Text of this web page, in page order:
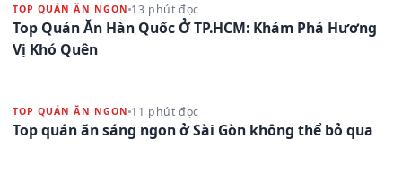
TOP QUÁN ĂN NGON 13 phút đọc
Top Quán Ăn Hàn Quốc Ở TP.HCM: Khám Phá Hương
Vị Khó Quên
TOP QUÁN ĂN NGON 11 phút đọc
Top quán ăn sáng ngon ở Sài Gòn không thể bỏ qua